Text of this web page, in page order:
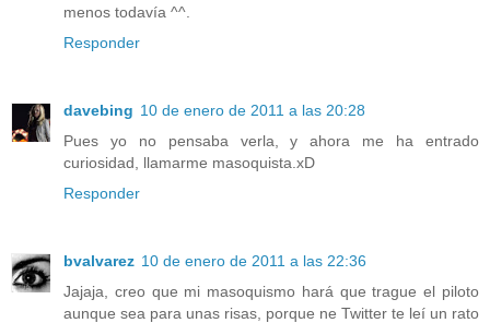
menos todavía ^^.
Responder
davebing 10 de enero de 2011 a las 20:28
Pues yo no pensaba verla, y ahora me ha entrado
curiosidad, llamarme masoquista.xD
Responder
bvalvarez 10 de enero de 2011 a las 22:36
Jajaja, creo que mi masoquismo hará que trague el piloto
aunque sea para unas risas, porque ne Twitter te leí un rato